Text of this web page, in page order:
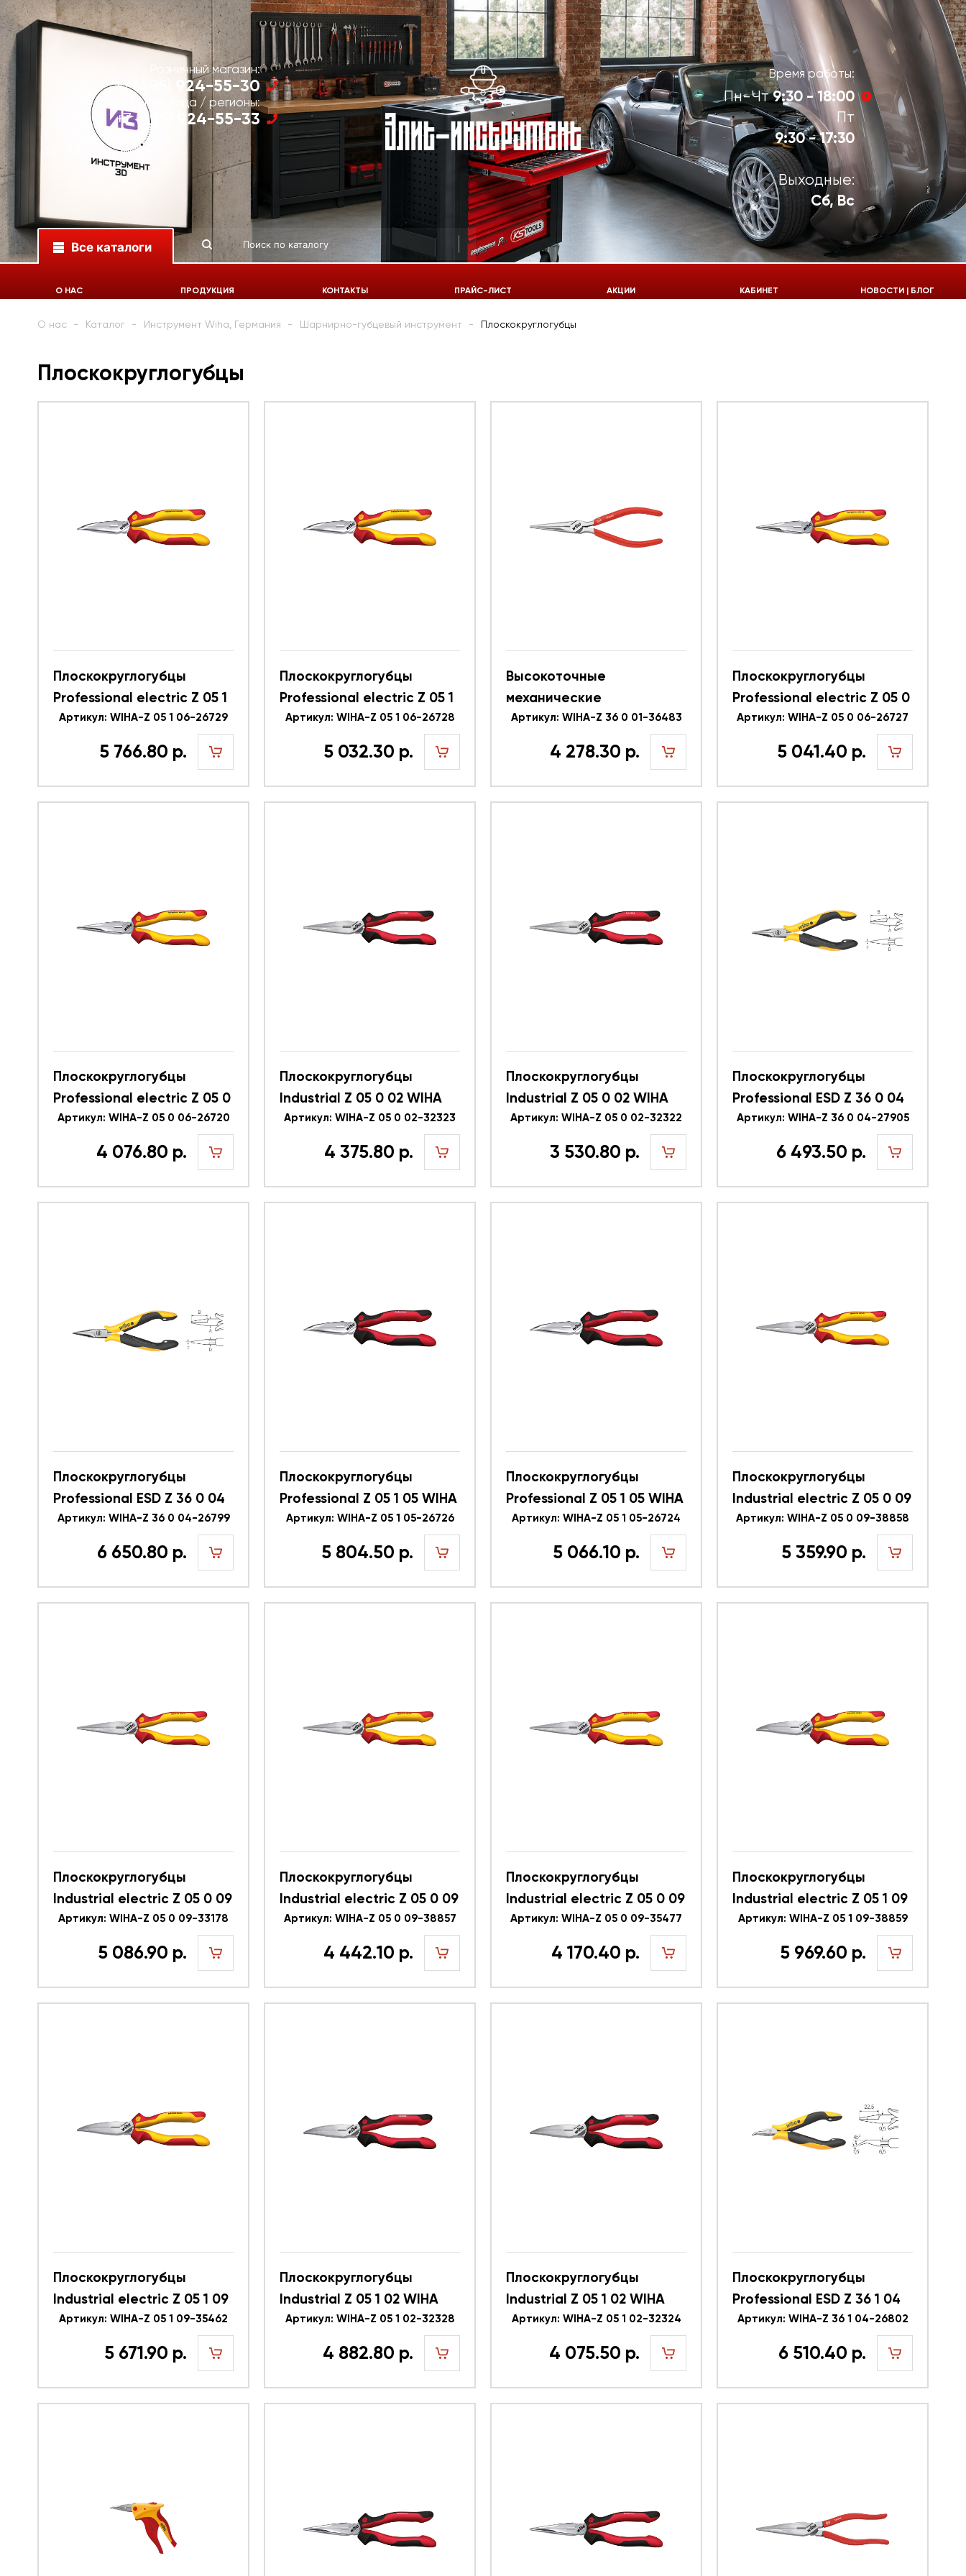
Розничный магазин:
+7 (495) 924-55-30
Юр. лица / регионы:
+7 (495) 924-55-33
Время работы:
Пн-Чт9:30 - 18:00
Пт
9:30 - 17:30
Выходные:
Сб, Вс
Все каталоги
924-55-33
О НАС ПРОДУКЦИЯ КОНТАКТЫ ПРАЙС-ЛИСТ АКЦИИ КАБИНЕТ НОВОСТИ | БЛОГ
О нас Каталог Инструмент Wiha, Германия Шарнирно-губцевый инструмент Плоскокруглогубцы
Плоскокруглогубцы
Плоскокруглогубцы
Professional electric Z 05 1
06 WIHA 26729
Артикул: WIHA-Z 05 1 06-26729
5 766.80 р.
Плоскокруглогубцы
Professional electric Z 05 1
06 WIHA 26728
Артикул: WIHA-Z 05 1 06-26728
5 032.30 р.
Высокоточные
механические
плоскокруглогубцы
Classic Z 36 0 01 WIHA
Артикул: WIHA-Z 36 0 01-36483
4 278.30 р.
Плоскокруглогубцы
Professional electric Z 05 0
06 WIHA 26727
Артикул: WIHA-Z 05 0 06-26727
5 041.40 р.
Плоскокруглогубцы
Professional electric Z 05 0
06 WIHA 26720
Артикул: WIHA-Z 05 0 06-26720
4 076.80 р.
Плоскокруглогубцы
Industrial Z 05 0 02 WIHA
32323
Артикул: WIHA-Z 05 0 02-32323
4 375.80 р.
Плоскокруглогубцы
Industrial Z 05 0 02 WIHA
32322
Артикул: WIHA-Z 05 0 02-32322
3 530.80 р.
Плоскокруглогубцы
Professional ESD Z 36 0 04
WIHA 27905
Артикул: WIHA-Z 36 0 04-27905
6 493.50 р.
Плоскокруглогубцы
Professional ESD Z 36 0 04
WIHA 26799
Артикул: WIHA-Z 36 0 04-26799
6 650.80 р.
Плоскокруглогубцы
Professional Z 05 1 05 WIHA
26726
Артикул: WIHA-Z 05 1 05-26726
5 804.50 р.
Плоскокруглогубцы
Professional Z 05 1 05 WIHA
26724
Артикул: WIHA-Z 05 1 05-26724
5 066.10 р.
Плоскокруглогубцы
Industrial electric Z 05 0 09
WIHA 38858
Артикул: WIHA-Z 05 0 09-38858
5 359.90 р.
Плоскокруглогубцы
Industrial electric Z 05 0 09
WIHA 33178
Артикул: WIHA-Z 05 0 09-33178
5 086.90 р.
Плоскокруглогубцы
Industrial electric Z 05 0 09
WIHA 38857
Артикул: WIHA-Z 05 0 09-38857
4 442.10 р.
Плоскокруглогубцы
Industrial electric Z 05 0 09
WIHA 35477
Артикул: WIHA-Z 05 0 09-35477
4 170.40 р.
Плоскокруглогубцы
Industrial electric Z 05 1 09
WIHA 38859
Артикул: WIHA-Z 05 1 09-38859
5 969.60 р.
Плоскокруглогубцы
Industrial electric Z 05 1 09
WIHA 35462
Артикул: WIHA-Z 05 1 09-35462
5 671.90 р.
Плоскокруглогубцы
Industrial Z 05 1 02 WIHA
32328
Артикул: WIHA-Z 05 1 02-32328
4 882.80 р.
Плоскокруглогубцы
Industrial Z 05 1 02 WIHA
32324
Артикул: WIHA-Z 05 1 02-32324
4 075.50 р.
Плоскокруглогубцы
Professional ESD Z 36 1 04
WIHA 26802
Артикул: WIHA-Z 36 1 04-26802
6 510.40 р.